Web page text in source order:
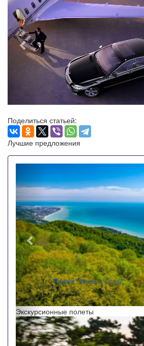
Поделиться статьей:
Лучшие предложения
"Полет на закате"
Назад
Экскурсионные полеты